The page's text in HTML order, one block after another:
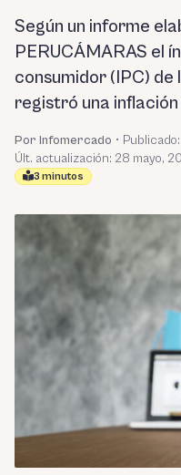
Según un informe
PERUCÁMARAS el
consumidor (IPC)
registró una inflación
Por Infomercado • Publicado:
Últ. actualización: 28 mayo,
3 minutos